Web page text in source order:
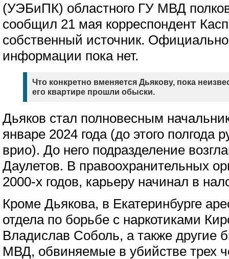
(УЭБиПК) областного ГУ МВД
сообщил 21 мая корреспондент
собственный источник.
информации пока нет.
Что конкретно вменяется Дьякову, пока
его квартире прошли обыски.
Дьяков стал полновесным
январе 2024 года (до этого полгода
врио). До него подразделение
Даулетов. В правоохранительных
2000-х годов, карьеру начинал в
Кроме Дьякова, в Екатеринбурге
отдела по борьбе с наркотиками
Владислав Соболь, а также другие
МВД, обвиняемые в убийстве трех